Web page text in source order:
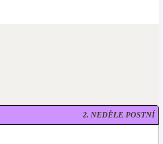
2. NEDĚLE POSTNÍ